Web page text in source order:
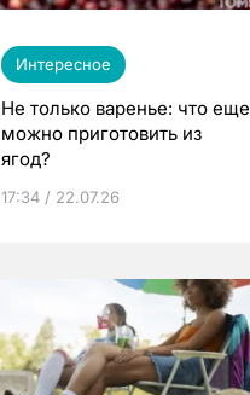
Интересное
Не только варенье: что еще
можно приготовить из
ягод?
17:34 / 22.07.26